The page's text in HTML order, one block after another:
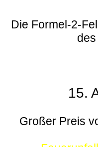
Die Formel-2-
15.
Großer Preis